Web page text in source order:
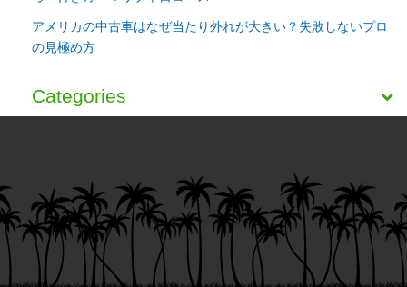
アメリカの中古車はなぜ当たり外れが大きい？失敗しないプロ
の見極め方
Categories